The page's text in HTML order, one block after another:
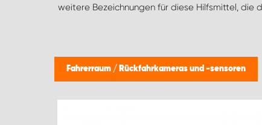
weitere Bezeichnungen für diese Hilfsmittel, die
Fahrerraum / Rückfahrkameras und -sensoren